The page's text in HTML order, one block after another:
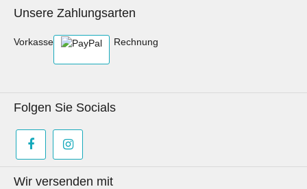
Unsere Zahlungsarten
Vorkasse Rechnung
Folgen Sie Socials
Wir versenden mit